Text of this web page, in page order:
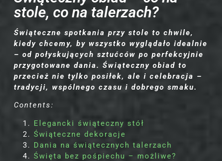
stole, co na talerzach?
Świąteczne spotkania przy stole to chwile,
kiedy chcemy, by wszystko wyglądało idealnie
– od połyskujących sztućców po perfekcyjnie
przygotowane dania. Świąteczny obiad to
przecież nie tylko posiłek, ale i celebracja –
tradycji, wspólnego czasu i dobrego smaku.
Contents:
Elegancki świąteczny stół
Świąteczne dekoracje
Dania na świątecznych talerzach
Święta bez pośpiechu – możliwe?